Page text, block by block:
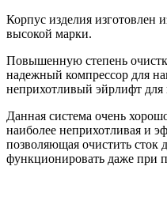
Корпус изделия изготовлен
высокой марки.
Повышенную степень
надежный компрессор для
неприхотливый эйрлифт для
Данная система очень
наиболее неприхотливая и
позволяющая очистить
функционировать даже при